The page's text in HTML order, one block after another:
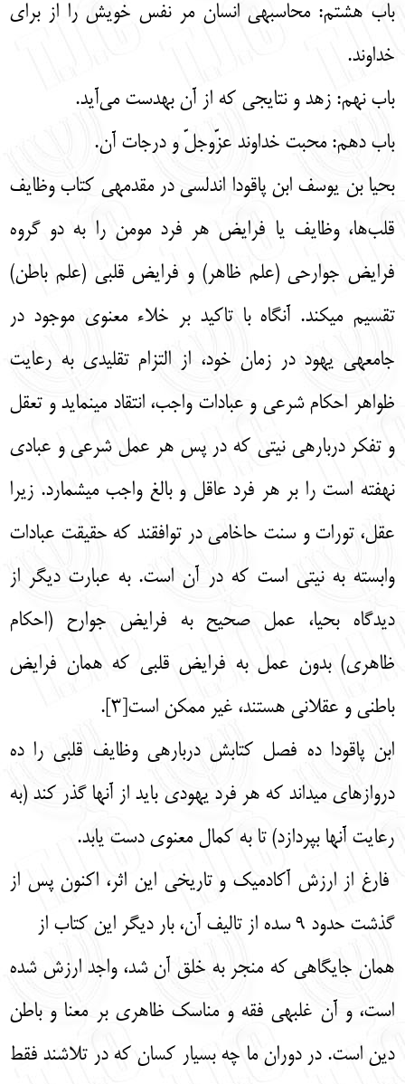
باب هشتم: محاسبه­ی انسان مر نفس خویش را از برای
خداوند.
باب نهم: زهد و نتایجی که از آن به­دست می‌آید.
باب دهم: محبت خداوند عزّوجلّ و درجات آن.
بحیا بن یوسف ابن پاقودا اندلسی در مقدمه­ی کتاب وظایف
قلب‌ها، وظایف یا فرایض هر فرد مومن را به دو گروه
فرایض جوارحی (علم ظاهر) و فرایض قلبی (علم باطن)
تقسیم می­کند. آنگاه با تاکید بر خلاء معنوی موجود در
جامعه­ی یهود در زمان خود، از التزام تقلیدی به رعایت
ظواهر احکام شرعی و عبادات واجب، انتقاد می­نماید و تعقل
و تفکر درباره­ی نیتی که در پس هر عمل شرعی و عبادی
نهفته است را بر هر فرد عاقل و بالغ واجب می­شمارد. زیرا
عقل، تورات و سنت حاخامی در توافقند که حقیقت عبادات
وابسته به نیتی است که در آن است. به عبارت دیگر از
دیدگاه بحیا، عمل صحیح به فرایض جوارح (احکام
ظاهری) بدون عمل به فرایض قلبی که همان فرایض
باطنی و عقلانی هستند، غیر ممکن است[3].
ابن پاقودا ده فصل کتابش درباره­ی وظایف قلبی را ده
دروازه­ای می­داند که هر فرد یهودی باید از آنها گذر کند (به
رعایت آنها بپردازد) تا به کمال معنوی دست یابد.
فارغ از ارزش آکادمیک و تاریخی این اثر، اکنون پس از
گذشت حدود 9 سده از تالیف آن، بار دیگر این کتاب از
همان جایگاهی که منجر به خلق آن شد، واجد ارزش شده
است، و آن غلبه­ی فقه و مناسک ظاهری بر معنا و باطن
دین است. در دوران ما چه بسیار کسان که در تلاشند فقط